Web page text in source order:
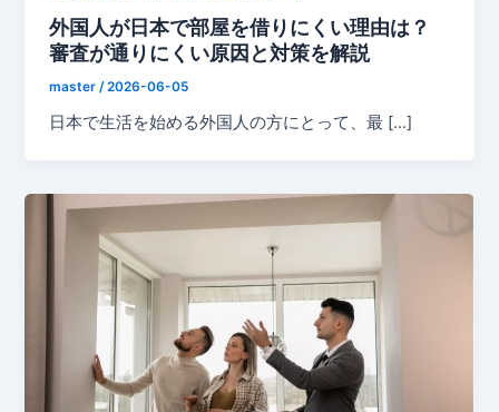
外国人が日本で部屋を借りにくい理由は？
審査が通りにくい原因と対策を解説
master /2026-06-05
日本で生活を始める外国人の方にとって、最 […]